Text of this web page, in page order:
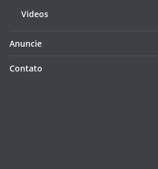
Videos
Anuncie
Contato